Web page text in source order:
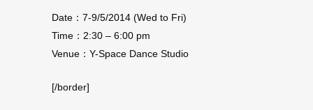
Date：7-9/5/2014 (Wed to Fri)
Time：2:30 – 6:00 pm
Venue：Y-Space Dance Studio
[/border]